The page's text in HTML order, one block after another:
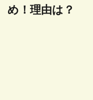
め！理由は？